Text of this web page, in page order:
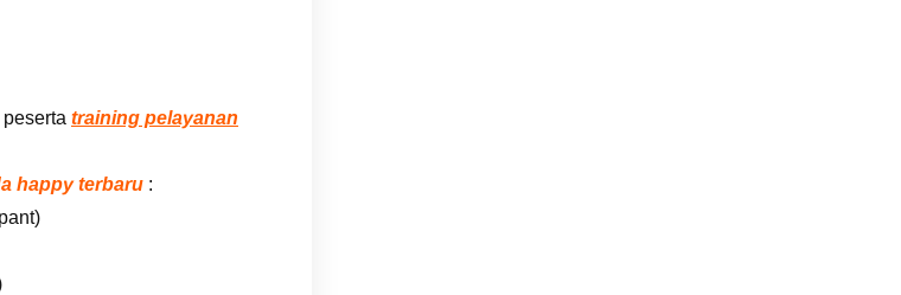
training pelayanan
happy terbaru :